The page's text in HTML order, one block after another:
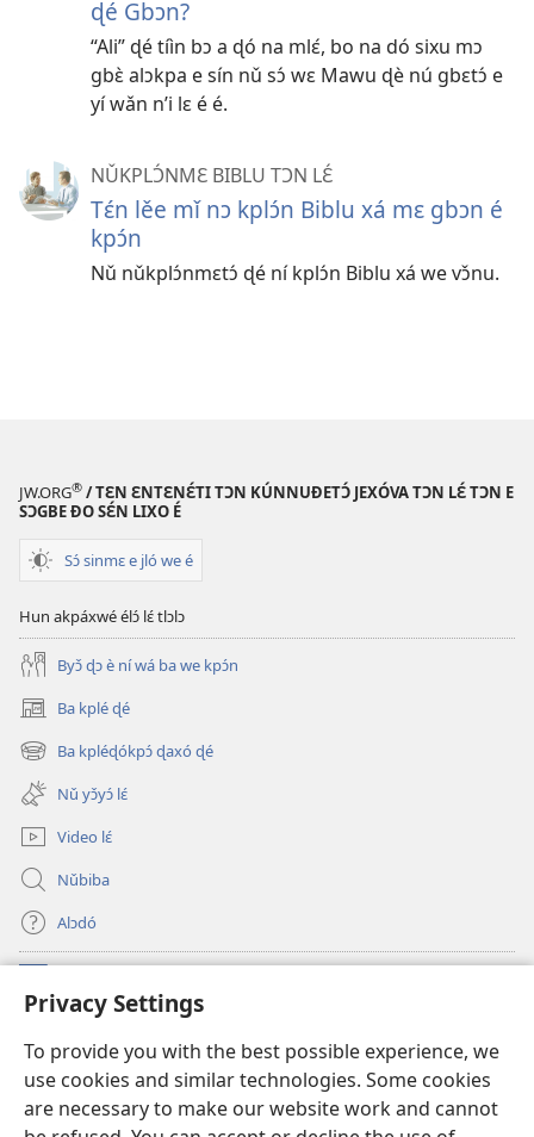
Privacy Settings
To provide you with the best possible experience, we
use cookies and similar technologies. Some cookies
are necessary to make our website work and cannot
ɖé Gbɔn?
“Ali” ɖé tíìn bɔ a ɖó na mlɛ́, bo na dó sixu mɔ
gbɛ̀ alɔkpa e sín nǔ sɔ́ wɛ Mawu ɖè nú gbɛtɔ́ e
yí wǎn n’i lɛ é é.
NǓKPLƆ́NMƐ BIBLU TƆN LƐ́
Tɛ́n lěe mǐ nɔ kplɔ́n Biblu xá mɛ gbɔn é
kpɔ́n
Nǔ nǔkplɔ́nmɛtɔ́ ɖé ní kplɔ́n Biblu xá we vɔ̌nu.
JW.ORG® / TƐN ƐNTƐNƐ́TI TƆN KÚNNUƉETƆ́ JEXÓVA TƆN LƐ́ TƆN E
SƆGBE ƉO SƐ́N LIXO É
Sɔ́ sinmɛ e jló we é
Hun akpáxwé élɔ́ lɛ́ tlɔlɔ
Byɔ̌ ɖɔ è ní wá ba we kpɔ́n
Ba kplé ɖé
(opens
new
window)
Ba kpléɖókpɔ́ ɖaxó ɖé
(opens
new
window)
Nǔ yɔ̌yɔ́ lɛ́
Video lɛ́
Nǔbiba
Alɔdó
(opens
new
WEMASƐXWETƐN ƐNTƐNƐTI JÍ TƆN Watchtower Tɔn
(opens
new
window)JW Hub
(opens